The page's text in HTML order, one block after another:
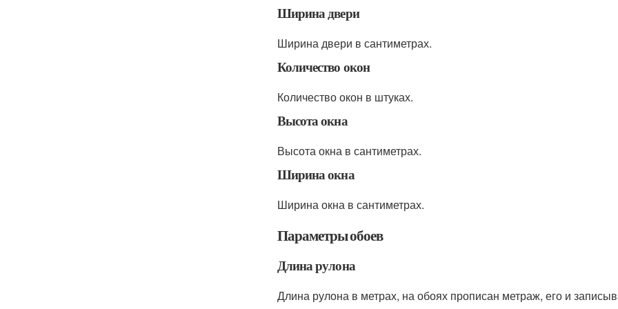
Ширина двери
Ширина двери в сантиметрах.
Количество окон
Количество окон в штуках.
Высота окна
Высота окна в сантиметрах.
Ширина окна
Ширина окна в сантиметрах.
Параметры обоев
Длина рулона
Длина рулона в метрах, на обоях прописан метраж, его и